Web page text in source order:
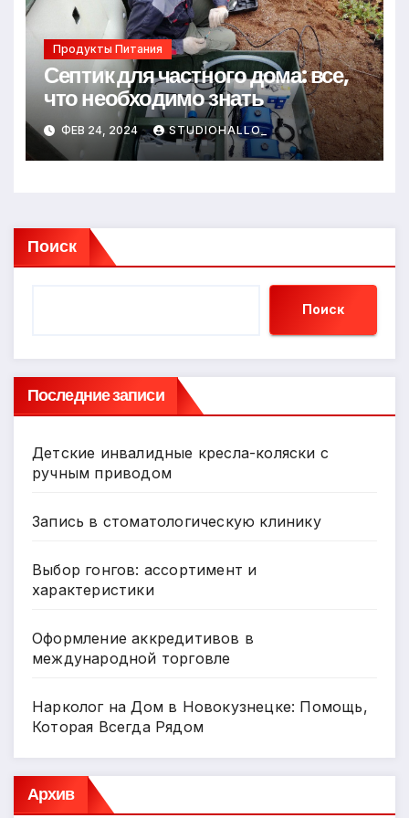
Продукты Питания
Септик для частного дома: все,
что необходимо знать
ФЕВ 24, 2024 STUDIOHALLO_
Поиск
Поиск
Последние записи
Детские инвалидные кресла-коляски с
ручным приводом
Запись в стоматологическую клинику
Выбор гонгов: ассортимент и
характеристики
Оформление аккредитивов в
международной торговле
Нарколог на Дом в Новокузнецке: Помощь,
Которая Всегда Рядом
Архив